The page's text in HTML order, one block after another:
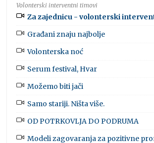
Volonterski interventni timovi
Za zajednicu - volonterski
Građani znaju najbolje
Volonterska noć
Serum festival, Hvar
Možemo biti jači
Samo stariji. Ništa više.
OD POTRKOVLJA DO PODRUMA
Modeli zagovaranja za pozitivne